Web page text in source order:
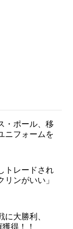
・ポール、移
ニフォームを
トレードされ
リンがいい」
に大勝利、
得！！